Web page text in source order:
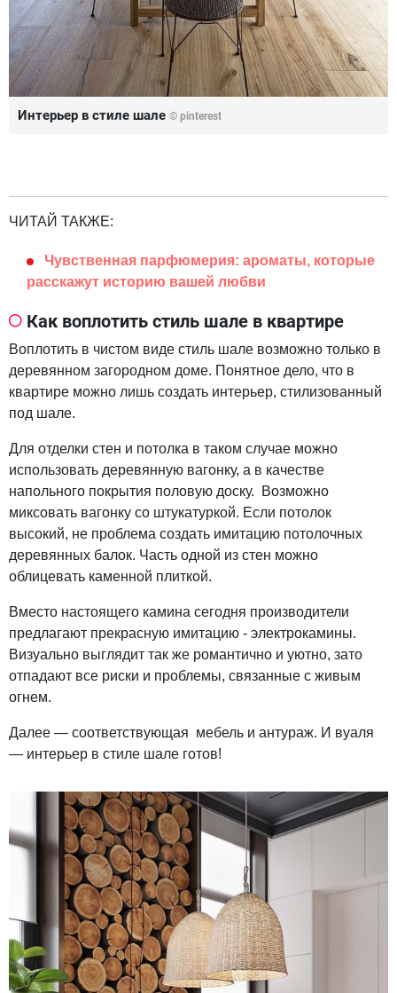
Интерьер в стиле шале © pinterest
ЧИТАЙ ТАКЖЕ:
Чувственная парфюмерия: ароматы, которые
расскажут историю вашей любви
Как воплотить стиль шале в квартире
Воплотить в чистом виде стиль шале возможно только в
деревянном загородном доме. Понятное дело, что в
квартире можно лишь создать интерьер, стилизованный
под шале.
Для отделки стен и потолка в таком случае можно
использовать деревянную вагонку, а в качестве
напольного покрытия половую доску. Возможно
миксовать вагонку со штукатуркой. Если потолок
высокий, не проблема создать имитацию потолочных
деревянных балок. Часть одной из стен можно
облицевать каменной плиткой.
Вместо настоящего камина сегодня производители
предлагают прекрасную имитацию - электрокамины.
Визуально выглядит так же романтично и уютно, зато
отпадают все риски и проблемы, связанные с живым
огнем.
Далее — соответствующая мебель и антураж. И вуаля
— интерьер в стиле шале готов!